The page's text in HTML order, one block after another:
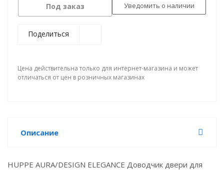
Под заказ Уведомить о наличии
Поделиться
Цена действительна только для интернет-магазина и может
отличаться от цен в розничных магазинах
Описание
HUPPE AURA/DESIGN ELEGANCE Доводчик двери для